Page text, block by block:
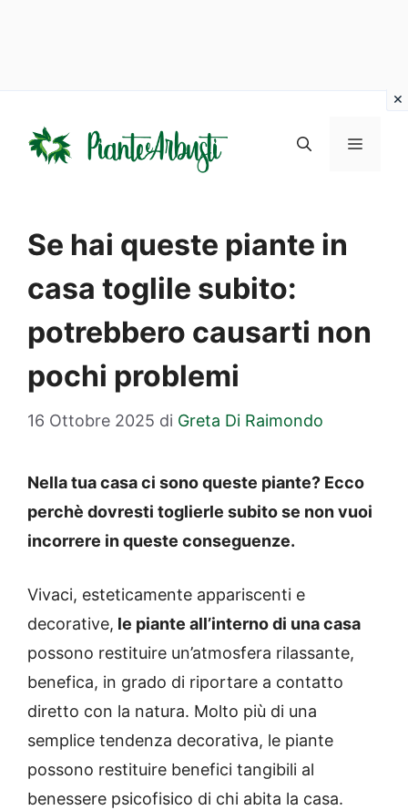
contenuto
MENU
Se hai queste piante in
casa toglile subito:
potrebbero causarti non
pochi problemi
16 Ottobre 2025 di Greta Di Raimondo
Nella tua casa ci sono queste piante? Ecco
perchè dovresti toglierle subito se non vuoi
incorrere in queste conseguenze.
Vivaci, esteticamente appariscenti e
decorative, le piante all’interno di una casa
possono restituire un’atmosfera rilassante,
benefica, in grado di riportare a contatto
diretto con la natura. Molto più di una
semplice tendenza decorativa, le piante
possono restituire benefici tangibili al
benessere psicofisico di chi abita la casa.